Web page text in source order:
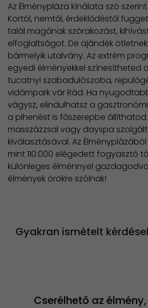
Az Élménypláza kínálata szó
Kortól, nemtől, érdeklődéstől
talál magának szórakozást,
elfoglaltságot. De ajándék
bármelyik utalvány. Az extrém
egyedi élményekkel színesítheted
tucatnyi szabadulószoba,
vidámpark vár Rád. Ha
vágysz, elindulhatsz a
a pihenést is főszerepbe állíthatod
masszázzsal vagy dayspa
kiválasztásával. Az
mint 110.000 elégedett fogyasztó
különleges élménnyel
élmények örökre szólnak!
Gyakran ismételt
Cserélhető az